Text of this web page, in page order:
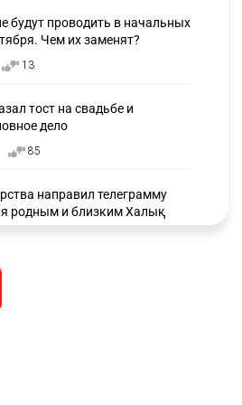
проводить в начальных
Чем их заменят?
13
тост на свадьбе и
дело
85
направил телеграмму
родным и близким Халық
Гапича
об открытии своей
в Астане